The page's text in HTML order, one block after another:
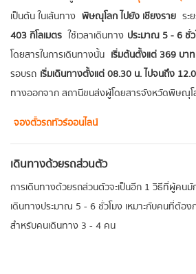
เป็นต้น ในเส้นทาง พิษณุโลก ไปยัง เชียงราย ระ
403 กิโลเมตร ใช้เวลาเดินทาง ประมาณ 5 - 6 ชั่
โดยสารในการเดินทางนั้น เริ่มต้นตั้งแต่ 369 บา
รอบรถ เริ่มเดินทางตั้งแต่ 08.30 น. ไปจนถึง
ทางออกจาก สถานีขนส่งผู้โดยสารจังหวัดพิษณุโ
จองตั๋วรถทัวร์ออนไลน์
เดินทางด้วยรถส่วนตัว
การเดินทางด้วยรถส่วนตัวจะเป็นอีก 1 วิธีที่ผู้คนมัก
เดินทางประมาณ 5 - 6 ชั่วโมง เหมาะกับคนที่ต้อง
สำหรับคนเดินทาง 3 - 4 คน